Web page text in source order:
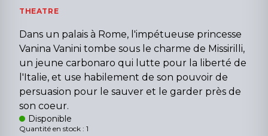
THEATRE
Dans un palais à Rome, l'impétueuse princesse
Vanina Vanini tombe sous le charme de Missirilli,
un jeune carbonaro qui lutte pour la liberté de
l'Italie, et use habilement de son pouvoir de
persuasion pour le sauver et le garder près de
son coeur.
Disponible
Quantité en stock : 1